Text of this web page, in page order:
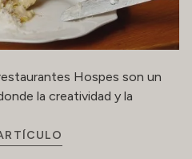
Hospes son un
la creatividad y la